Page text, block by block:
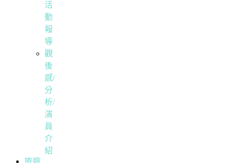
活
動
報
導
觀
後
感/
分
析/
演
員
介
紹
旅遊